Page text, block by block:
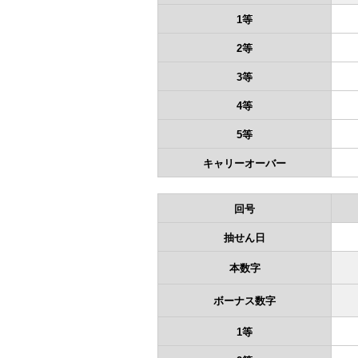
1等
2等
3等
4等
5等
キャリーオーバー
回号
抽せん日
本数字
ボーナス数字
1等